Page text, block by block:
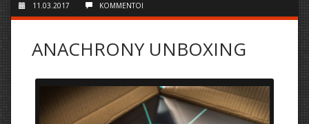
11.03.2017 KOMMENTOI
ANACHRONY UNBOXING